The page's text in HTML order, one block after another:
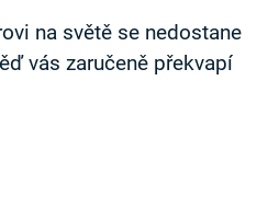
na světě se nedostane
vás zaručeně překvapí